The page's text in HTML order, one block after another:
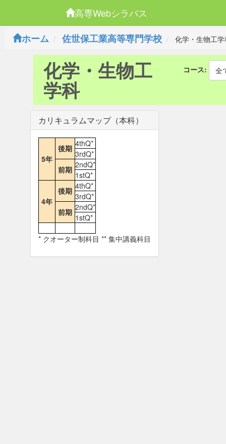
高専Webシラバス
ホーム
佐世保工業高等専門学校 化学・生物工
化学・生物工
学科
コース: 全
カリキュラムマップ（本科）
5年
後期 4thQ*
3rdQ*
前期 2ndQ*
1stQ*
4年
後期 4thQ*
3rdQ*
前期 2ndQ*
1stQ*
* クオーター制科目 ** 集中講義科目